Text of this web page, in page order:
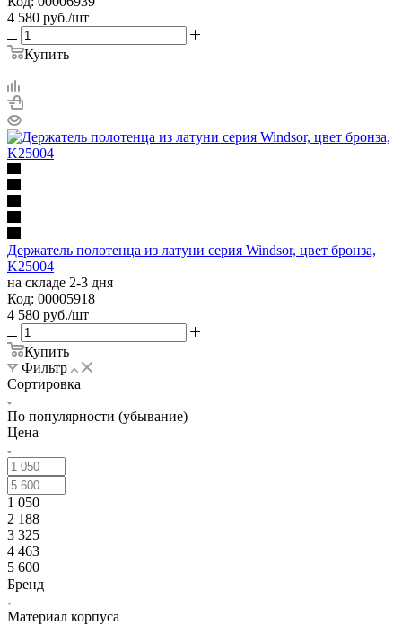
4 580 руб./шт
Купить
Держатель полотенца из латуни серия Windsor, цвет бронза,
K25004
на складе 2-3 дня
Код: 00005918
4 580 руб./шт
Купить
Фильтр
Сортировка
По популярности (убывание)
Цена
1 050
2 188
3 325
4 463
5 600
Бренд
Материал корпуса